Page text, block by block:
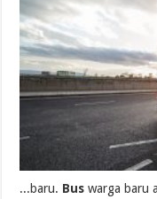
...baru. Bus warga baru